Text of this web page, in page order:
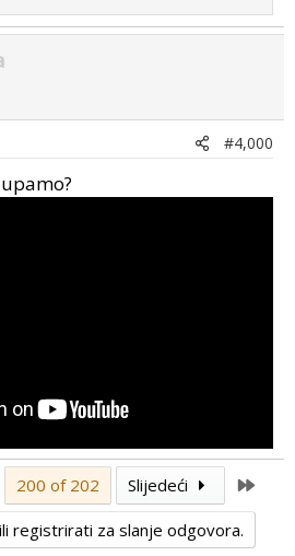
#4,000
200 of 202 Slijedeći
registrirati za slanje odgovora.